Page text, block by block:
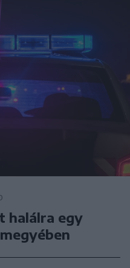
halálra egy